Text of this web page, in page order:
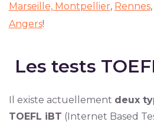
Marseille, Montpellier, Rennes,
Angers!
Les tests
Il existe actuellement deux
TOEFL iBT (Internet Based